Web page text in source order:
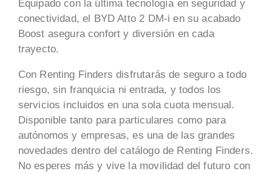
Equipado con la última tecnología en seguridad y
conectividad, el BYD Atto 2 DM-i en su acabado
Boost asegura confort y diversión en cada
trayecto.
Con Renting Finders disfrutarás de seguro a todo
riesgo, sin franquicia ni entrada, y todos los
servicios incluidos en una sola cuota mensual.
Disponible tanto para particulares como para
autónomos y empresas, es una de las grandes
novedades dentro del catálogo de Renting Finders.
No esperes más y vive la movilidad del futuro con